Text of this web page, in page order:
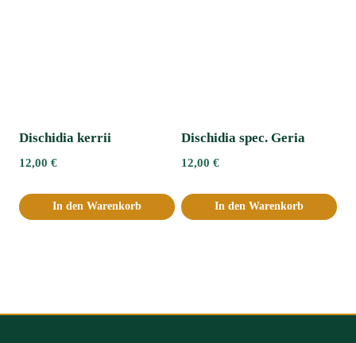
Dischidia kerrii
12,00 €
In den Warenkorb
Dischidia spec. Geria
12,00 €
In den Warenkorb